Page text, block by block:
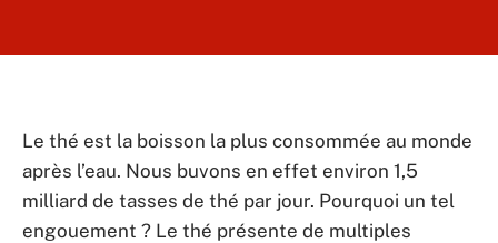
Le thé est la boisson la plus consommée au monde
après l’eau. Nous buvons en effet environ 1,5
milliard de tasses de thé par jour. Pourquoi un tel
engouement ? Le thé présente de multiples